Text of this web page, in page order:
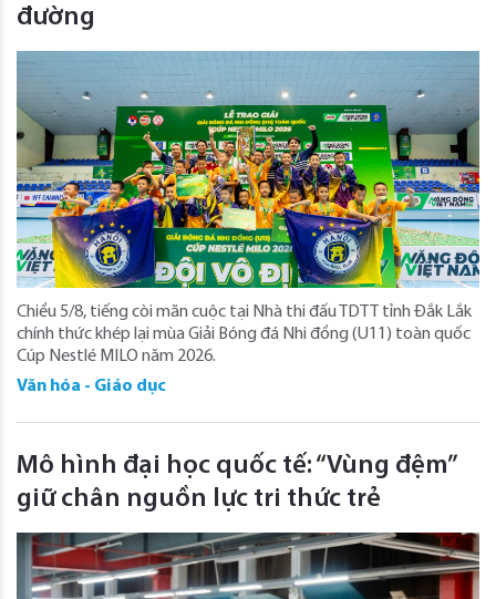
đường
Chiều 5/8, tiếng còi mãn cuộc tại Nhà thi đấu TDTT tỉnh Đắk Lắk
chính thức khép lại mùa Giải Bóng đá Nhi đồng (U11) toàn quốc
Cúp Nestlé MILO năm 2026.
Văn hóa - Giáo dục
Mô hình đại học quốc tế: “Vùng đệm”
giữ chân nguồn lực tri thức trẻ